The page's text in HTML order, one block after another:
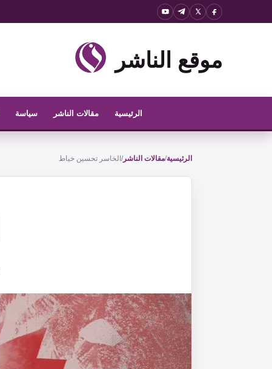
موقع الناشر
الرئيسية مقالات الناشر سياسة
الرئيسية/مقالات الناشر/ الخاسر تحسين خياط